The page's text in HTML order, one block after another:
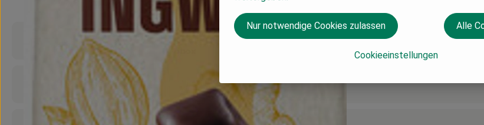
Produktinformationen
Cookieeinstellungen
Nur notwendige Cookies zulassen Alle